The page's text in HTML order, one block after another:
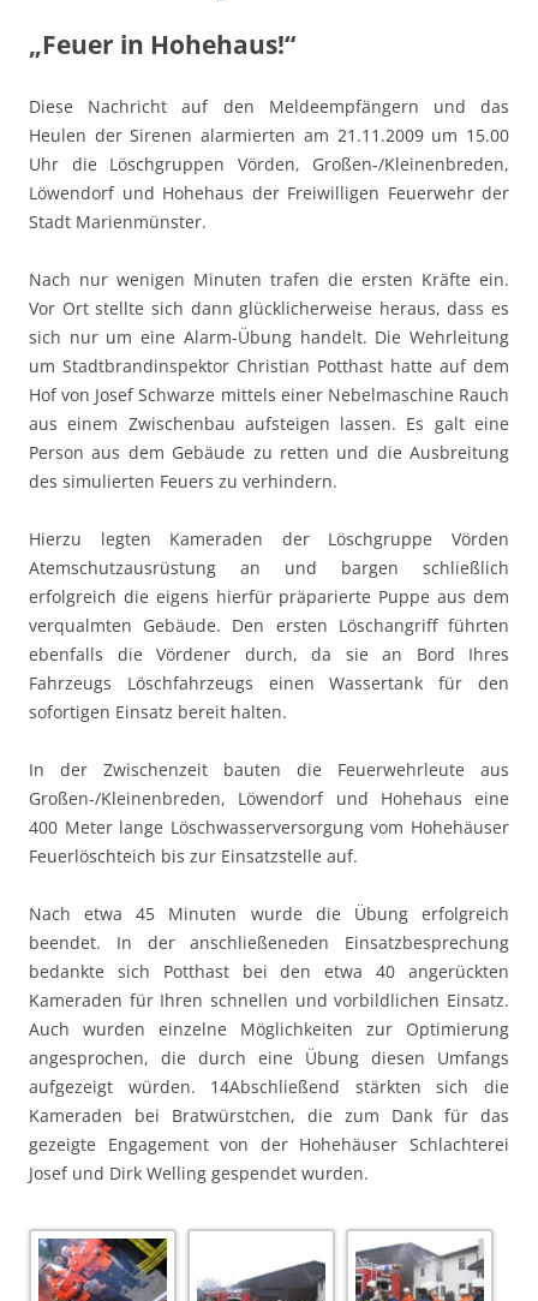
„Feuer in Hohehaus!“
Diese Nachricht auf den Meldeempfängern und das
Heulen der Sirenen alarmierten am 21.11.2009 um 15.00
Uhr die Löschgruppen Vörden, Großen-/Kleinenbreden,
Löwendorf und Hohehaus der Freiwilligen Feuerwehr der
Stadt Marienmünster.
Nach nur wenigen Minuten trafen die ersten Kräfte ein.
Vor Ort stellte sich dann glücklicherweise heraus, dass es
sich nur um eine Alarm-Übung handelt. Die Wehrleitung
um Stadtbrandinspektor Christian Potthast hatte auf dem
Hof von Josef Schwarze mittels einer Nebelmaschine Rauch
aus einem Zwischenbau aufsteigen lassen. Es galt eine
Person aus dem Gebäude zu retten und die Ausbreitung
des simulierten Feuers zu verhindern.
Hierzu legten Kameraden der Löschgruppe Vörden
Atemschutzausrüstung an und bargen schließlich
erfolgreich die eigens hierfür präparierte Puppe aus dem
verqualmten Gebäude. Den ersten Löschangriff führten
ebenfalls die Vördener durch, da sie an Bord Ihres
Fahrzeugs Löschfahrzeugs einen Wassertank für den
sofortigen Einsatz bereit halten.
In der Zwischenzeit bauten die Feuerwehrleute aus
Großen-/Kleinenbreden, Löwendorf und Hohehaus eine
400 Meter lange Löschwasserversorgung vom Hohehäuser
Feuerlöschteich bis zur Einsatzstelle auf.
Nach etwa 45 Minuten wurde die Übung erfolgreich
beendet. In der anschließeneden Einsatzbesprechung
bedankte sich Potthast bei den etwa 40 angerückten
Kameraden für Ihren schnellen und vorbildlichen Einsatz.
Auch wurden einzelne Möglichkeiten zur Optimierung
angesprochen, die durch eine Übung diesen Umfangs
aufgezeigt würden. 14Abschließend stärkten sich die
Kameraden bei Bratwürstchen, die zum Dank für das
gezeigte Engagement von der Hohehäuser Schlachterei
Josef und Dirk Welling gespendet wurden.